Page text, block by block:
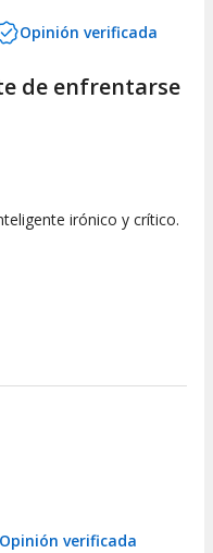
Opinión verificada
de enfrentarse
10 irónico y crítico.
Opinión verificada